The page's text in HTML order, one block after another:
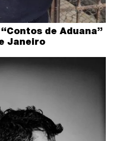
de Aduana”
Janeiro